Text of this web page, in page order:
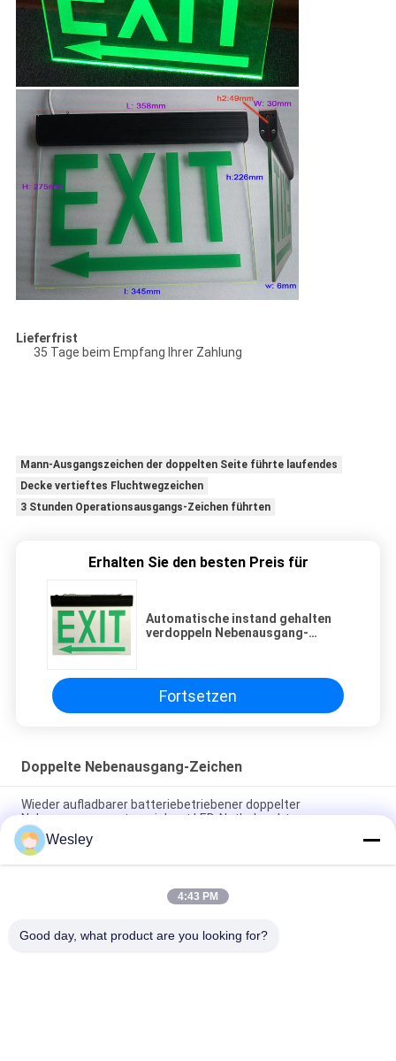
Lieferfrist
35 Tage beim Empfang Ihrer Zahlung
Mann-Ausgangszeichen der doppelten Seite führte laufendes
Decke vertieftes Fluchtwegzeichen
3 Stunden Operationsausgangs-Zeichen führten
Erhalten Sie den besten Preis für
Automatische instand gehalten
verdoppeln Nebenausgang-
Fortsetzen
Doppelte Nebenausgang-Zeichen
Wieder aufladbarer batteriebetriebener doppelter
Nebenausgang unterzeichnet LED-Notbeleuchtung
110V / Nebenausgang-Zeichen-Selbsthielt prüfende laufende
Mann-Notbeleuchtung des Doppelt-220V instand
Wiederaufladbare Li-Ionen-Batterie LED Notfahrtschild mit 3
Wesley
4:43 PM
Good day, what product are you looking for?